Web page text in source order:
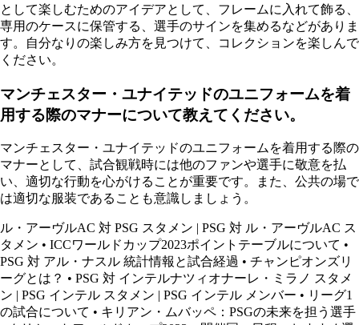
として楽しむためのアイデアとして、フレームに入れて飾る、
専用のケースに保管する、選手のサインを集めるなどがありま
す。自分なりの楽しみ方を見つけて、コレクションを楽しんで
ください。
マンチェスター・ユナイテッドのユニフォームを着
用する際のマナーについて教えてください。
マンチェスター・ユナイテッドのユニフォームを着用する際の
マナーとして、試合観戦時には他のファンや選手に敬意を払
い、適切な行動を心がけることが重要です。また、公共の場で
は適切な服装であることも意識しましょう。
ル・アーヴルAC 対 PSG スタメン | PSG 対 ル・アーヴルAC ス
タメン • ICCワールドカップ2023ポイントテーブルについて •
PSG 対 アル・ナスル 統計情報と試合経過 • チャンピオンズリ
ーグとは？ • PSG 対 インテルナツィオナーレ・ミラノ スタメ
ン | PSG インテル スタメン | PSG インテル メンバー • リーグ1
の試合について • キリアン・ムバッペ：PSGの未来を担う選手